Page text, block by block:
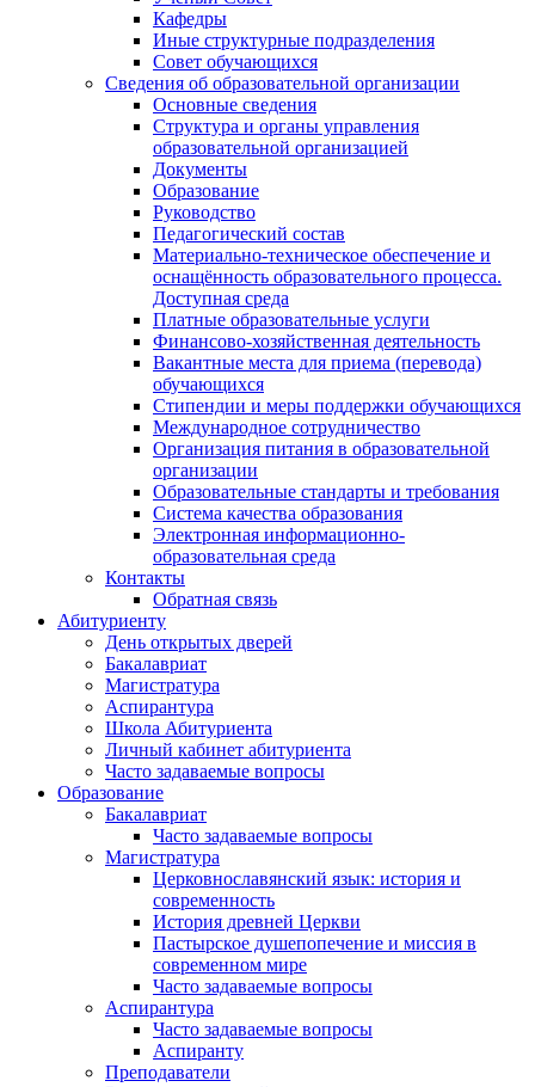
Кафедры
Иные структурные подразделения
Совет обучающихся
Сведения об образовательной организации
Основные сведения
Структура и органы управления
образовательной организацией
Документы
Образование
Руководство
Педагогический состав
Материально-техническое обеспечение и
оснащённость образовательного процесса.
Доступная среда
Платные образовательные услуги
Финансово-хозяйственная деятельность
Вакантные места для приема (перевода)
обучающихся
Стипендии и меры поддержки обучающихся
Международное сотрудничество
Организация питания в образовательной
организации
Образовательные стандарты и требования
Система качества образования
Электронная информационно-
образовательная среда
Контакты
Обратная связь
Абитуриенту
День открытых дверей
Бакалавриат
Магистратура
Аспирантура
Школа Абитуриента
Личный кабинет абитуриента
Часто задаваемые вопросы
Образование
Бакалавриат
Часто задаваемые вопросы
Магистратура
Церковнославянский язык: история и
современность
История древней Церкви
Пастырское душепопечение и миссия в
современном мире
Часто задаваемые вопросы
Аспирантура
Часто задаваемые вопросы
Аспиранту
Преподаватели